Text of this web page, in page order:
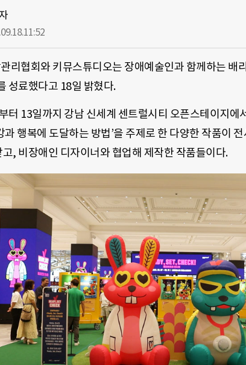
11:52
리협회와 키뮤스튜디오는 장애예술인과 함께하는 배
성료했다고 18일 밝혔다.
터 13일까지 강남 신세계 센트럴시티 오픈스테이지에
과 행복에 도달하는 방법’을 주제로 한 다양한 작품이
고, 비장애인 디자이너와 협업해 제작한 작품들이다.